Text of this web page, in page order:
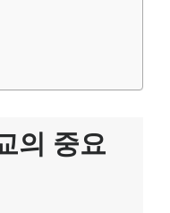
의 중요